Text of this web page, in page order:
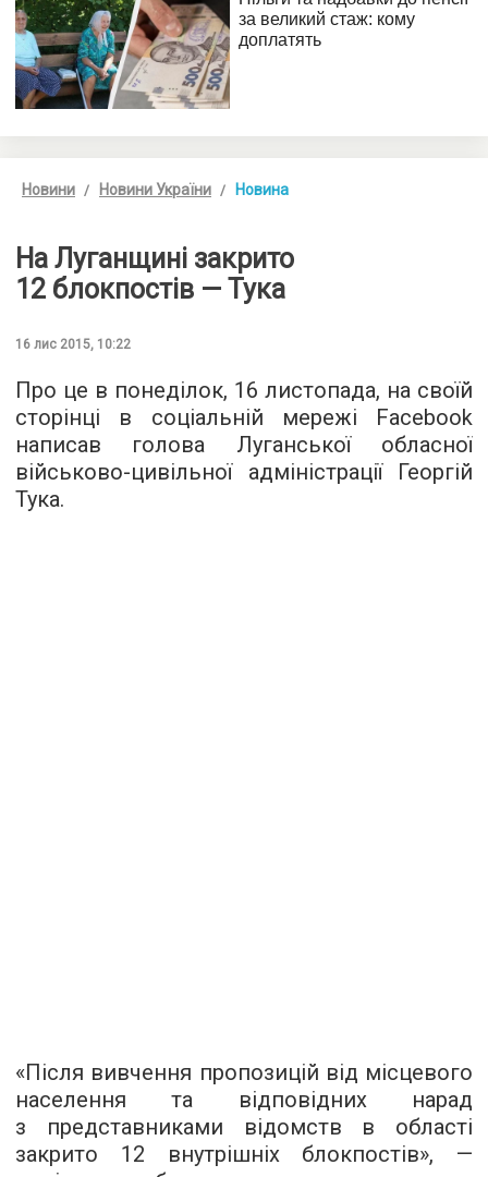
Новини Новини України Новина
На Луганщині закрито
12 блокпостів — Тука
16 лис 2015, 10:22
Про це в понеділок, 16 листопада, на своїй
сторінці в соціальній мережі Facebook
написав голова Луганської обласної
військово-цивільної адміністрації Георгій
Тука.
«Після вивчення пропозицій від місцевого
населення та відповідних нарад
з представниками відомств в області
закрито 12 внутрішніх блокпостів», —